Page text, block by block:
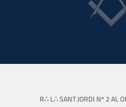
R∴ L∴ SANT JORDI Nº 2 AL